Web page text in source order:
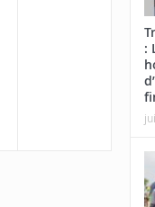
: